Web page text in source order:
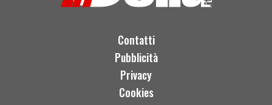
Contatti
Pubblicità
Privacy
Cookies